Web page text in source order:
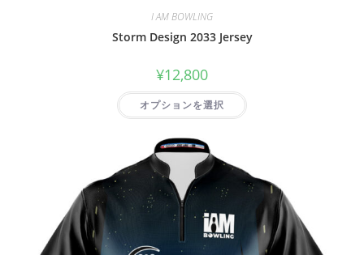
I AM BOWLING
Storm Design 2033 Jersey
¥12,800
オプションを選択